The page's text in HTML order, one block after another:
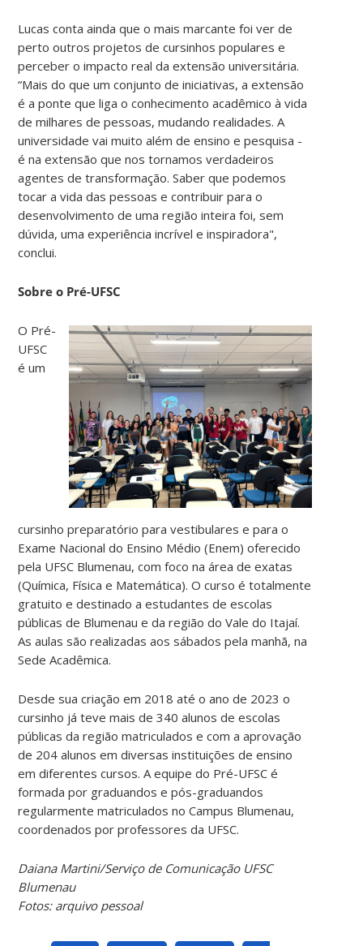
Lucas conta ainda que o mais marcante foi ver de
perto outros projetos de cursinhos populares e
perceber o impacto real da extensão universitária.
“Mais do que um conjunto de iniciativas, a extensão
é a ponte que liga o conhecimento acadêmico à vida
de milhares de pessoas, mudando realidades. A
universidade vai muito além de ensino e pesquisa -
é na extensão que nos tornamos verdadeiros
agentes de transformação. Saber que podemos
tocar a vida das pessoas e contribuir para o
desenvolvimento de uma região inteira foi, sem
dúvida, uma experiência incrível e inspiradora",
conclui.
Sobre o Pré-UFSC
O Pré-
UFSC
é um
cursinho preparatório para vestibulares e para o
Exame Nacional do Ensino Médio (Enem) oferecido
pela UFSC Blumenau, com foco na área de exatas
(Química, Física e Matemática). O curso é totalmente
gratuito e destinado a estudantes de escolas
públicas de Blumenau e da região do Vale do Itajaí.
As aulas são realizadas aos sábados pela manhã, na
Sede Acadêmica.
Desde sua criação em 2018 até o ano de 2023 o
cursinho já teve mais de 340 alunos de escolas
públicas da região matriculados e com a aprovação
de 204 alunos em diversas instituições de ensino
em diferentes cursos. A equipe do Pré-UFSC é
formada por graduandos e pós-graduandos
regularmente matriculados no Campus Blumenau,
coordenados por professores da UFSC.
Daiana Martini/Serviço de Comunicação UFSC
Blumenau
Fotos: arquivo pessoal